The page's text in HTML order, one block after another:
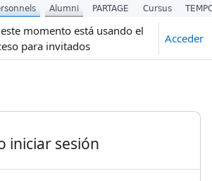
este momento está usando el
para invitados
Acceder
iniciar sesión
Alumni PARTAGE Cursus